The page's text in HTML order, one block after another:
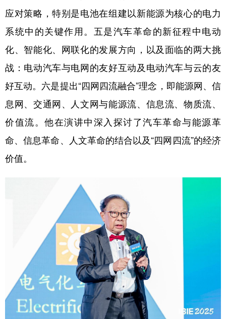
应对策略，特别是电池在组建以新能源为核心的电力
系统中的关键作用。五是汽车革命的新征程中电动
化、智能化、网联化的发展方向，以及面临的两大挑
战：电动汽车与电网的友好互动及电动汽车与云的友
好互动。六是提出“四网四流融合”理念，即能源网、信
息网、交通网、人文网与能源流、信息流、物质流、
价值流。他在演讲中深入探讨了汽车革命与能源革
命、信息革命、人文革命的结合以及“四网四流”的经济
价值。